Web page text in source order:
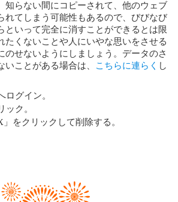
知らない間にコピーされて、他のウェブ
れてしまう可能性もあるので、びびなび
といって完全に消すことができるとは限
たくないことや人にいやな思いをさせる
のせないようにしましょう。データのさ
いことがある場合は、
こちらに連らく し
ログイン。
ック。
をクリックして削除する。